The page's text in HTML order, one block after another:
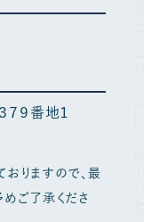
９番地１
おりますので、最
ご了承くださ